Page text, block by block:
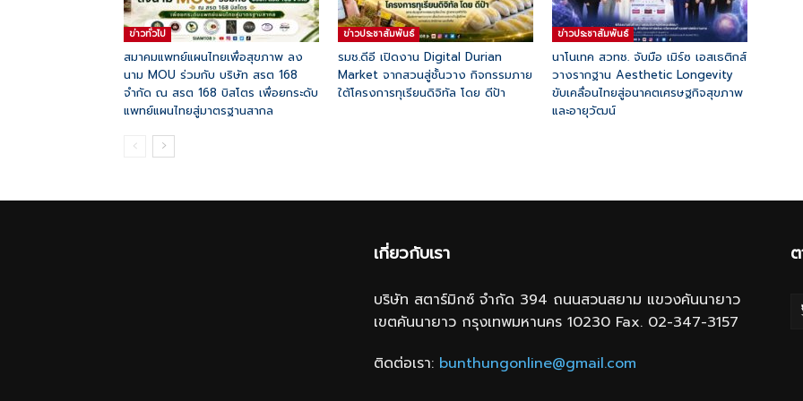
ข่าวทั่วไป
สมาคมแพทย์แผนไทยเพื่อสุขภาพ ลง
นาม MOU ร่วมกับ บริษัท สรต 168
จำกัด ณ สรต 168 บิสโตร เพื่อยกระดับ
แพทย์แผนไทยสู่มาตรฐานสากล
ข่าวประชาสัมพันธ์
รมช.ดีอี เปิดงาน Digital Durian
Market จากสวนสู่ชั้นวาง กิจกรรมภาย
ใต้โครงการทุเรียนดิจิทัล โดย ดีป้า
ข่าวประชาสัมพันธ์
นาโนเทค สวทช. จับมือ เมิร์ซ เอสเธติกส์
วางรากฐาน Aesthetic Longevity
ขับเคลื่อนไทยสู่อนาคตเศรษฐกิจสุขภาพ
และอายุวัฒน์
เกี่ยวกับเรา
บริษัท สตาร์มิกซ์ จำกัด 394 ถนนสวนสยาม แขวงคันนายาว
เขตคันนายาว กรุงเทพมหานคร 10230 Fax. 02-347-3157
ติดต่อเรา: bunthungonline@gmail.com